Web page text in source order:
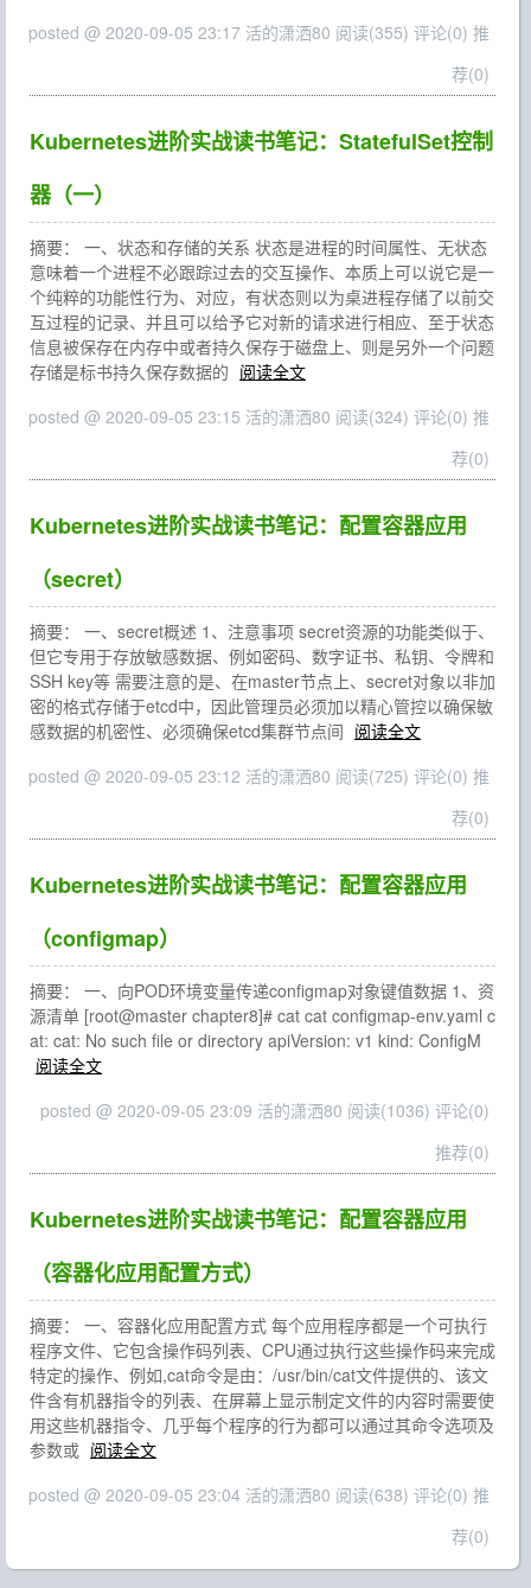
posted @ 2020-09-05 23:17 活的潇洒80 阅读(355) 评论(0) 推
荐(0)
Kubernetes进阶实战读书笔记：StatefulSet控制
器（一）
摘要： 一、状态和存储的关系 状态是进程的时间属性、无状态
意味着一个进程不必跟踪过去的交互操作、本质上可以说它是一
个纯粹的功能性行为、对应，有状态则以为桌进程存储了以前交
互过程的记录、并且可以给予它对新的请求进行相应、至于状态
信息被保存在内存中或者持久保存于磁盘上、则是另外一个问题
存储是标书持久保存数据的 阅读全文
posted @ 2020-09-05 23:15 活的潇洒80 阅读(324) 评论(0) 推
荐(0)
Kubernetes进阶实战读书笔记：配置容器应用
（secret）
摘要： 一、secret概述 1、注意事项 secret资源的功能类似于、
但它专用于存放敏感数据、例如密码、数字证书、私钥、令牌和
SSH key等 需要注意的是、在master节点上、secret对象以非加
密的格式存储于etcd中，因此管理员必须加以精心管控以确保敏
感数据的机密性、必须确保etcd集群节点间 阅读全文
posted @ 2020-09-05 23:12 活的潇洒80 阅读(725) 评论(0) 推
荐(0)
Kubernetes进阶实战读书笔记：配置容器应用
（configmap）
摘要： 一、向POD环境变量传递configmap对象键值数据 1、资
源清单 [root@master chapter8]# cat cat configmap-env.yaml c
at: cat: No such file or directory apiVersion: v1 kind: ConfigM
阅读全文
posted @ 2020-09-05 23:09 活的潇洒80 阅读(1036) 评论(0)
推荐(0)
Kubernetes进阶实战读书笔记：配置容器应用
（容器化应用配置方式）
摘要： 一、容器化应用配置方式 每个应用程序都是一个可执行
程序文件、它包含操作码列表、CPU通过执行这些操作码来完成
特定的操作、例如,cat命令是由：/usr/bin/cat文件提供的、该文
件含有机器指令的列表、在屏幕上显示制定文件的内容时需要使
用这些机器指令、几乎每个程序的行为都可以通过其命令选项及
参数或 阅读全文
posted @ 2020-09-05 23:04 活的潇洒80 阅读(638) 评论(0) 推
荐(0)